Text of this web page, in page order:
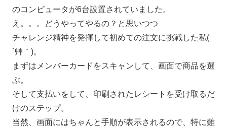
のコンピュータが6台設置されていました。
え。。。どうやってやるの？と思いつつ
チャレンジ精神を発揮して初めての注文に挑戦した私(
´艸｀)。
まずはメンバーカードをスキャンして、画面で商品を選
ぶ。
そして支払いをして、印刷されたレシートを受け取るだ
けのステップ。
当然、画面にはちゃんと手順が表示されるので、特に難